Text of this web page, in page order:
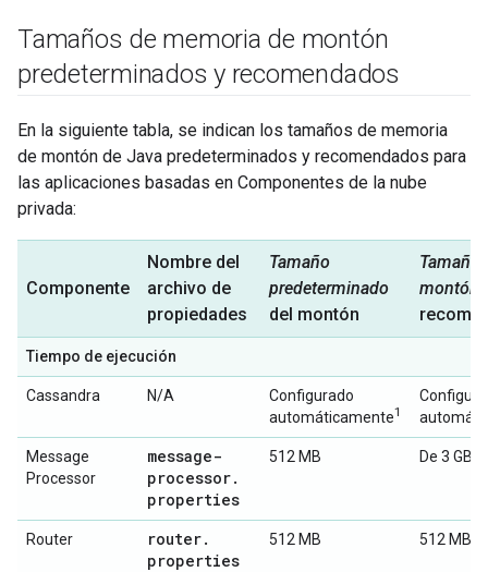
Tamaños de memoria de montón
predeterminados y recomendados
En la siguiente tabla, se indican los tamaños de memoria
de montón de Java predeterminados y recomendados para
las aplicaciones basadas en Componentes de la nube
privada:
Componente
Nombre del
archivo de
propiedades
Tamaño
predeterminado
del montón
Tamaño
montón
Tiempo de ejecución
Cassandra N/A
Configurado
automáticamente1
Message
Processor
message-
processor.
properties
512 MB De 3 GB
Router router.
properties
512 MB 512 MB